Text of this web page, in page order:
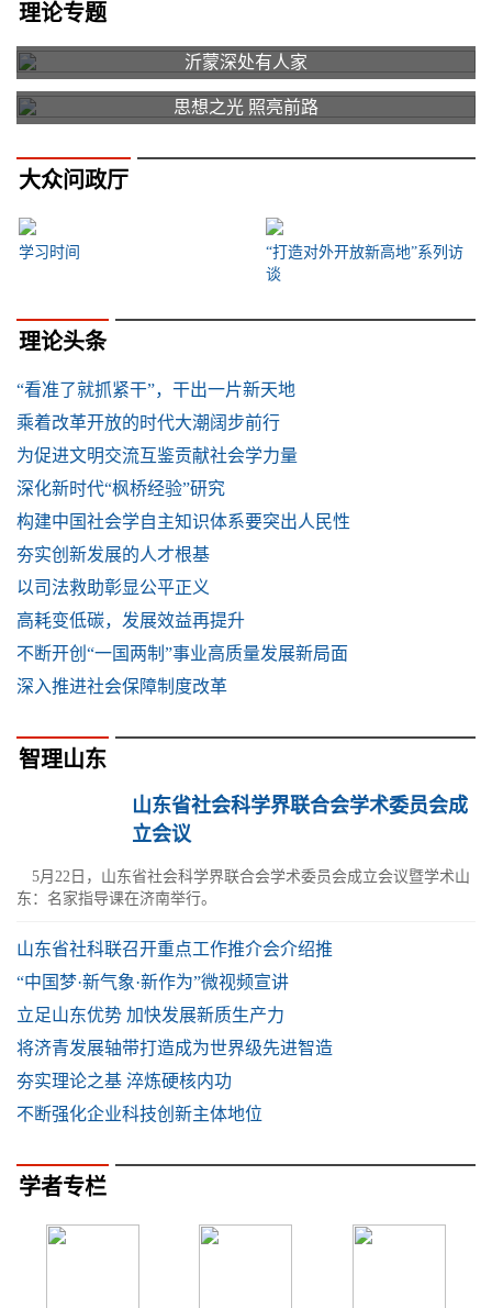
理论专题
沂蒙深处有人家
思想之光 照亮前路
大众问政厅
学习时间
“打造对外开放新高地”系列访
谈
理论头条
“看准了就抓紧干”，干出一片新天地
乘着改革开放的时代大潮阔步前行
为促进文明交流互鉴贡献社会学力量
深化新时代“枫桥经验”研究
构建中国社会学自主知识体系要突出人民性
夯实创新发展的人才根基
以司法救助彰显公平正义
高耗变低碳，发展效益再提升
不断开创“一国两制”事业高质量发展新局面
深入推进社会保障制度改革
智理山东
山东省社会科学界联合会学术委员会成
立会议
5月22日，山东省社会科学界联合会学术委员会成立会议暨学术山
东：名家指导课在济南举行。
山东省社科联召开重点工作推介会介绍推
“中国梦·新气象·新作为”微视频宣讲
立足山东优势 加快发展新质生产力
将济青发展轴带打造成为世界级先进智造
夯实理论之基 淬炼硬核内功
不断强化企业科技创新主体地位
学者专栏